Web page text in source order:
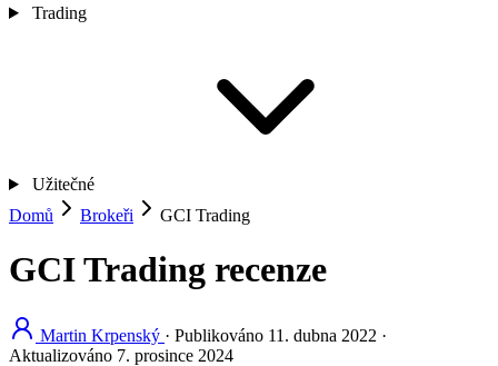
Trading
Užitečné
Domů
Brokeři GCI Trading
GCI Trading recenze
Martin Krpenský · Publikováno 11. dubna 2022 ·
Aktualizováno 7. prosince 2024